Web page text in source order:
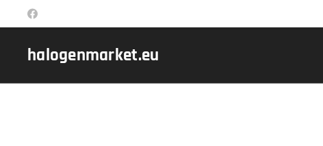
halogenmarket.eu